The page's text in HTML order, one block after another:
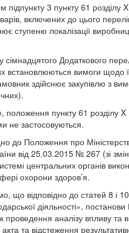
підпункту 3 пункту 61 розділу
включених до цього
ступеню локалізації
сімнадцятого Додаткового
встановлюються вимоги щодо
здійснює закупівлю з
положення пункту 61 розділу
не застосовуються.
до Положення про
від 25.03.2015 № 267 (зі
центральних органів
охорони здоров’я.
що відповідно до статей 8 і
діяльності»,
аналізу впливу та
та відстеження